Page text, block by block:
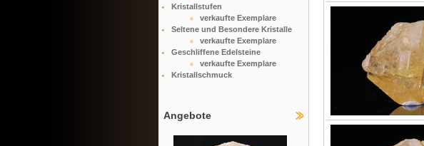
Kristallstufen
verkaufte Exemplare
Seltene und Besondere Kristalle
verkaufte Exemplare
Geschliffene Edelsteine
verkaufte Exemplare
Kristallschmuck
Angebote